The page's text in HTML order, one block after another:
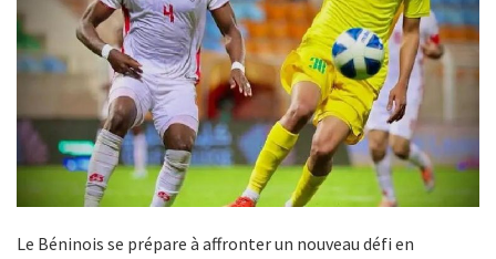
Le Béninois se prépare à affronter un nouveau défi en